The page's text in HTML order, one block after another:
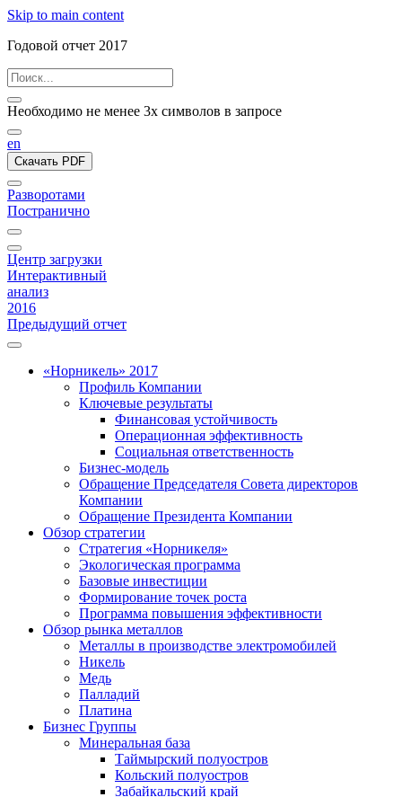
Skip to main content
Годовой отчет 2017
Необходимо не менее 3х символов в запросе
en
Скачать PDF
Разворотами
Постранично
Центр загрузки
Интерактивный
анализ
2016
Предыдущий отчет
«Норникель» 2017
Профиль Компании
Ключевые результаты
Финансовая устойчивость
Операционная эффективность
Социальная ответственность
Бизнес-модель
Обращение Председателя Совета директоров
Компании
Обращение Президента Компании
Обзор стратегии
Стратегия «Норникеля»
Экологическая программа
Базовые инвестиции
Формирование точек роста
Программа повышения эффективности
Обзор рынка металлов
Металлы в производстве электромобилей
Никель
Медь
Палладий
Платина
Бизнес Группы
Минеральная база
Таймырский полуостров
Кольский полуостров
Забайкальский край